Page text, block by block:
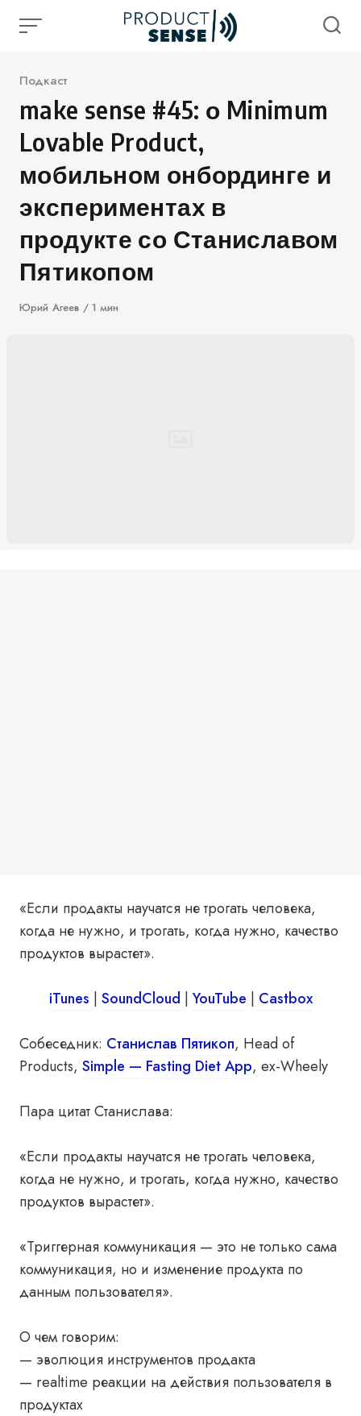
Категория
Подкаст
make sense #45: о Minimum
Lovable Product,
мобильном онбординге и
экспериментах в
продукте со Станиславом
Пятикопом
Автор
Юрий Агеев 1 мин
«Если продакты научатся не трогать человека,
когда не нужно, и трогать, когда нужно, качество
продуктов вырастет».
iTunes | SoundCloud | YouTube | Castbox
Собеседник: Станислав Пятикоп, Head of
Products, Simple — Fasting Diet App, ex-Wheely
Пара цитат Станислава:
«Если продакты научатся не трогать человека,
когда не нужно, и трогать, когда нужно, качество
продуктов вырастет».
«Триггерная коммуникация — это не только сама
коммуникация, но и изменение продукта по
данным пользователя».
О чем говорим:
— эволюция инструментов продакта
— realtime реакции на действия пользователя в
продуктах